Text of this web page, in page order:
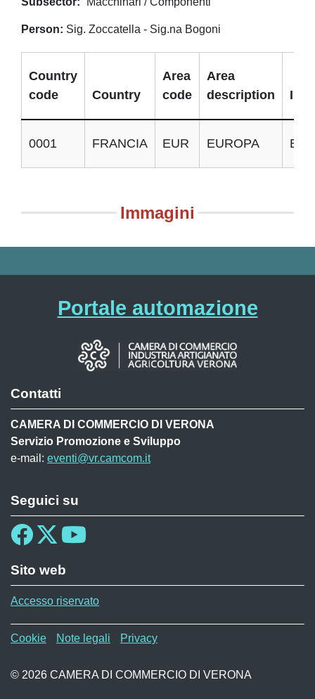
Person Sig. Zoccatella - Sig.na Bogoni
Country
code
Country
Area
code
Area
description
0001 FRANCIA EUR EUROPA E
Immagini
Portale automazione
Contatti
CAMERA DI COMMERCIO DI VERONA
Servizio Promozione e Sviluppo
e-mail: eventi@vr.camcom.it
Seguici su
Sito web
Accesso riservato
Menù privacy TEC
Cookie Note legali Privacy
© 2026 CAMERA DI COMMERCIO DI VERONA